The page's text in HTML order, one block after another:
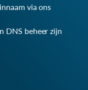
via ons
DNS beheer zijn